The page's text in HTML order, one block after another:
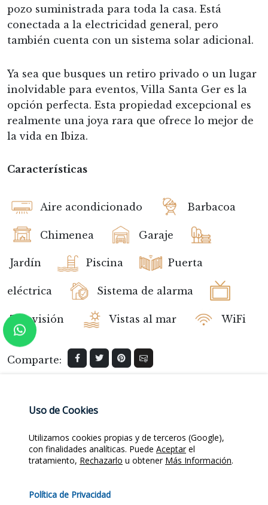
pozo suministrada para toda la casa. Está
conectada a la electricidad general, pero
también cuenta con un sistema solar adicional.
Ya sea que busques un retiro privado o un lugar
inolvidable para eventos, Villa Santa Ger es la
opción perfecta. Esta propiedad excepcional es
realmente una joya rara que ofrece lo mejor de
la vida en Ibiza.
Características
Aire acondicionado Barbacoa
Chimenea Garaje
Jardín Piscina Puerta
eléctrica Sistema de alarma
Televisión Vistas al mar WiFi
Comparte:
Consultar esta propiedad
Nombre *
Email*
Uso de Cookies
Utilizamos cookies propias y de terceros (Google),
con finalidades analíticas. Puede Aceptarel
tratamiento, Rechazarlo u obtener Más Información.
Política de Privacidad